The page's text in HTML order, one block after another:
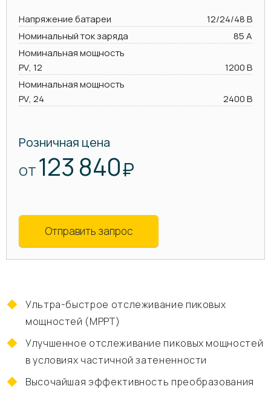
Напряжение батареи
12/24/48 В
Номинальный ток заряда
85 А
Номинальная мощность
PV, 12
1200 В
Номинальная мощность
PV, 24
2400 В
Розничная цена
ОТ 123 840₽
Отправить запрос
Ультра-быстрое отслеживание пиковых
мощностей (MPPT)
Улучшенное отслеживание пиковых мощностей
в условиях частичной затененности
Высочайшая эффективность преобразования